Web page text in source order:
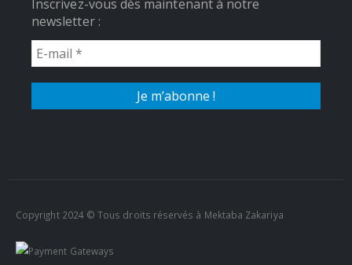
Inscrivez-vous dès maintenant à notre
newsletter :
Copyright 2024 © Tous droits réservés à Mektaba Zakariya